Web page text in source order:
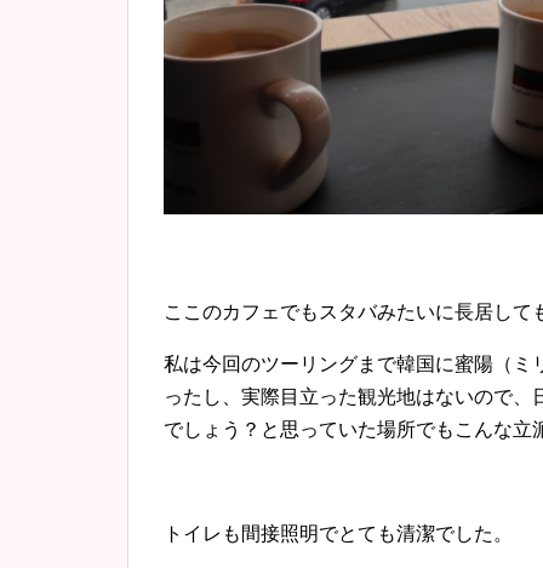
ここのカフェでもスタバみたいに長居し
私は今回のツーリングまで韓国に蜜陽（
ったし、実際目立った観光地はないので
でしょう？と思っていた場所でもこんな立
トイレも間接照明でとても清潔でした。